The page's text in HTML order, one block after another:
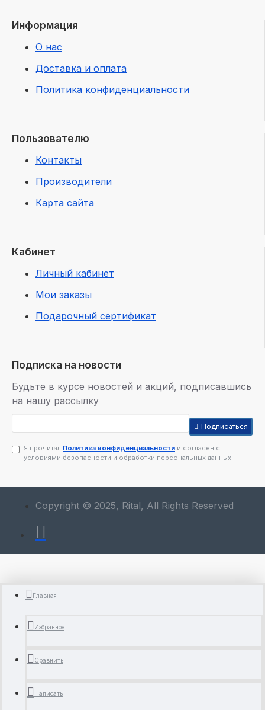
Информация
О нас
Доставка и оплата
Политика конфиденциальности
Пользователю
Контакты
Производители
Карта сайта
Кабинет
Личный кабинет
Мои заказы
Подарочный сертификат
Подписка на новости
Будьте в курсе новостей и акций, подписавшись
на нашу рассылку
Подписаться
Я прочитал Политика конфиденциальности и согласен с
условиями безопасности и обработки персональных данных
Copyright © 2025, Rital, All Rights Reserved
Главная
Избранное
Сравнить
Написать